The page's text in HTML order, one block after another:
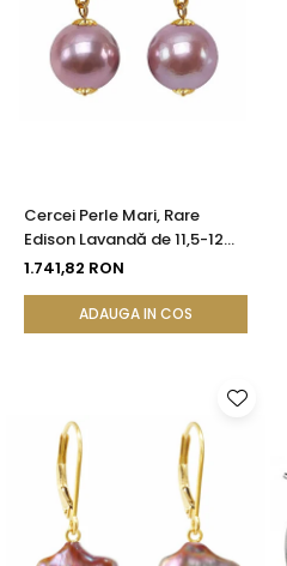
Cercei Perle Mari, Rare
Edison Lavandă de 11,5-12
mm și Aur Galben 14K |
1.741,82 RON
ADAUGA IN COS